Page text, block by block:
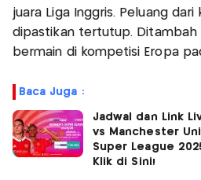
juara Liga Inggris. Peluang
dipastikan tertutup. Ditambah
bermain di kompetisi Eropa
Baca Juga :
Jadwal dan Link
vs Manchester
Super League
Klik di Sini!